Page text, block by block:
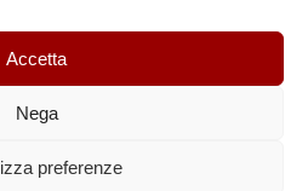
Accetta
Nega
preferenze
Catalogo Online
Catalogo Internazionale
Catalogo Internazionale